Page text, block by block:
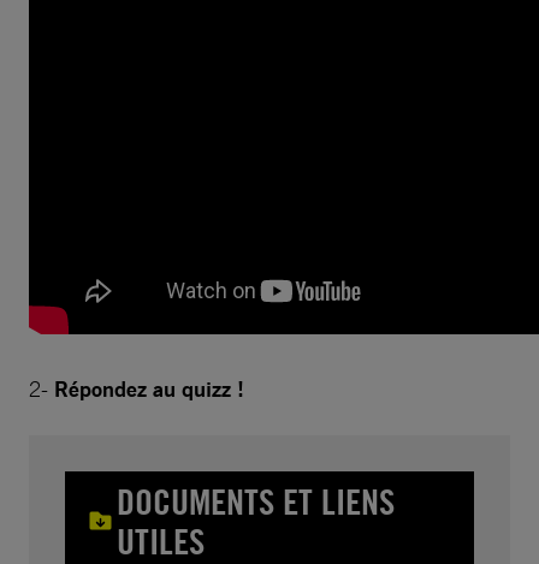
2- Répondez au quizz !
DOCUMENTS ET LIENS
UTILES